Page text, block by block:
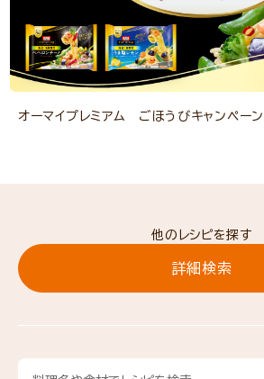
オーマイプレミアム ごほうびキャンペーン
他のレシピを探す
詳細検索